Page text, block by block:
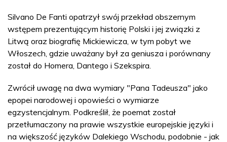
Silvano De Fanti opatrzył swój przekład obszernym
wstępem prezentującym historię Polski i jej związki z
Litwą oraz biografię Mickiewicza, w tym pobyt we
Włoszech, gdzie uważany był za geniusza i porównany
został do Homera, Dantego i Szekspira.
Zwrócił uwagę na dwa wymiary "Pana Tadeusza" jako
epopei narodowej i opowieści o wymiarze
egzystencjalnym. Podkreślił, że poemat został
przetłumaczony na prawie wszystkie europejskie języki i
na większość języków Dalekiego Wschodu, podobnie - jak